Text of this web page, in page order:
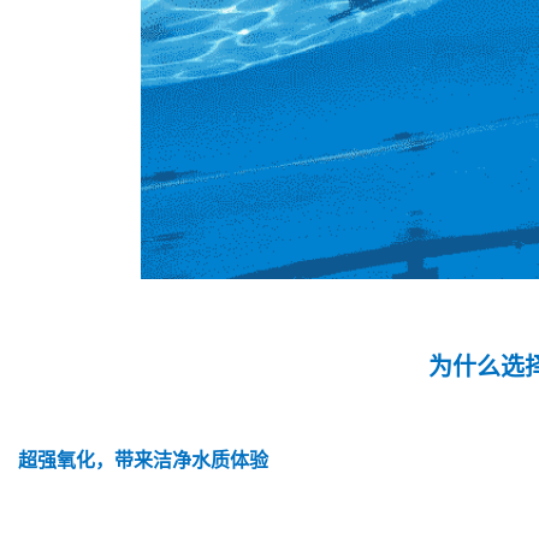
为什么选
超强氧化，带来洁净水质体验